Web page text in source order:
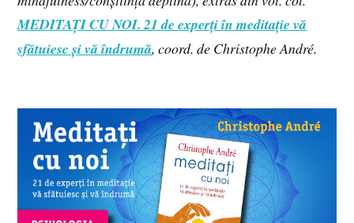
MEDITAȚI CU NOI. 21 de experți în meditație vă
sfătuiesc și vă îndrumă, coord. de Christophe André.